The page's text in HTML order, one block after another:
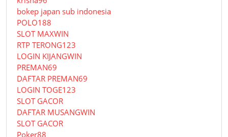
bokep japan sub indonesia
POLO188
SLOT MAXWIN
RTP TERONG123
LOGIN KIJANGWIN
PREMAN69
DAFTAR PREMAN69
LOGIN TOGE123
SLOT GACOR
DAFTAR MUSANGWIN
SLOT GACOR
Poker88